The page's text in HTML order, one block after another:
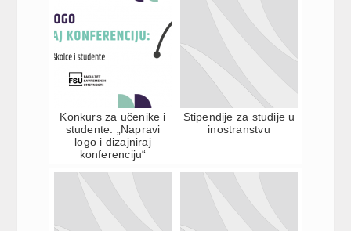
Konkurs za učenike i
studente: „Napravi
logo i dizajniraj
konferenciju“
Stipendije za studije u
inostranstvu